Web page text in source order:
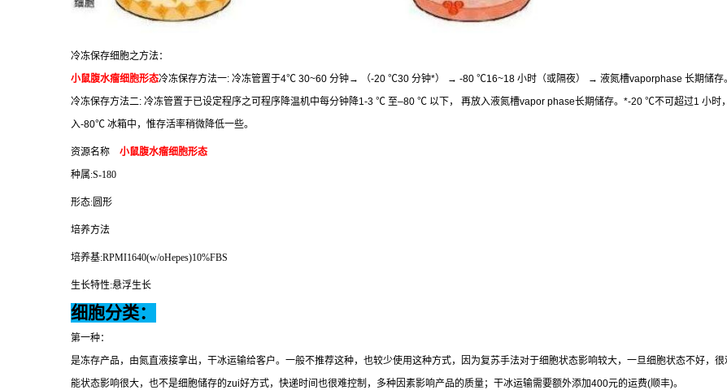
冷冻保存细胞之方法：
小鼠腹水瘤细胞形态冷冻保存方法一: 冷冻管置于4℃ 30~60 分钟→ （-20 ℃30 分钟*） → -80 ℃16~18 小时（或隔夜） → 液氮槽vaporphase 长期储存。
冷冻保存方法二: 冷冻管置于已设定程序之可程序降温机中每分钟降1-3 ℃ 至–80 ℃ 以下， 再放入液氮槽vapor phase长期储存。 *-20 ℃不可超过1 小时，
入-80℃ 冰箱中，惟存活率稍微降低一些。
资源名称 小鼠腹水瘤细胞形态
种属:S-180
形态:圆形
培养方法
培养基:RPMI1640(w/oHepes)10%FBS
生长特性:悬浮生长
细胞分类：
第一种：
是冻存产品，由氮直液接拿出，干冰运输给客户。一般不推荐这种，也较少使用这种方式，因为复苏手法对于细胞状态影响较大，一旦细胞状态不好，
能状态影响很大，也不是细胞储存的zui好方式，快递时间也很难控制，多种因素影响产品的质量；干冰运输需要额外添加400元的运费(顺丰)。